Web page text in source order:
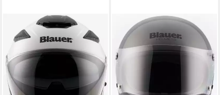
Motorradhelm JJ-01
109,80 € 149,00 €
-26%
lieferbar - in 4-5 Werktagen bei dir
BLAUER
Motorradhelm 80's Helm
205,45 € 399,00 €
-49%